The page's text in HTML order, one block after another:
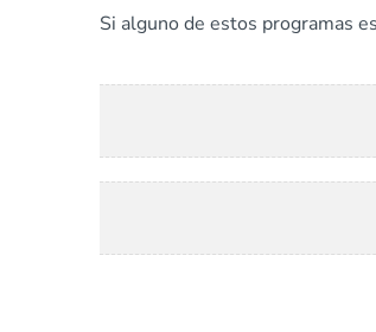
Si alguno de estos programas